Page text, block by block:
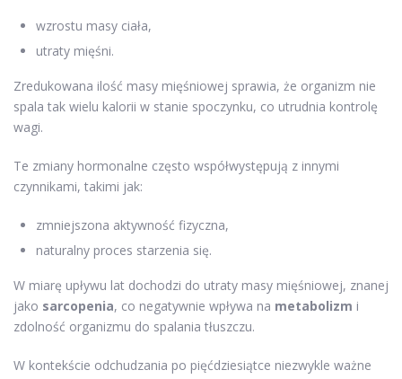
wzrostu masy ciała,
utraty mięśni.
Zredukowana ilość masy mięśniowej sprawia, że organizm nie
spala tak wielu kalorii w stanie spoczynku, co utrudnia kontrolę
wagi.
Te zmiany hormonalne często współwystępują z innymi
czynnikami, takimi jak:
zmniejszona aktywność fizyczna,
naturalny proces starzenia się.
W miarę upływu lat dochodzi do utraty masy mięśniowej, znanej
jako sarcopenia, co negatywnie wpływa na metabolizm i
zdolność organizmu do spalania tłuszczu.
W kontekście odchudzania po pięćdziesiątce niezwykle ważne